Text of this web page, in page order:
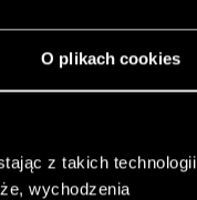
O plikach cookies
z takich technologii
wychodzenia